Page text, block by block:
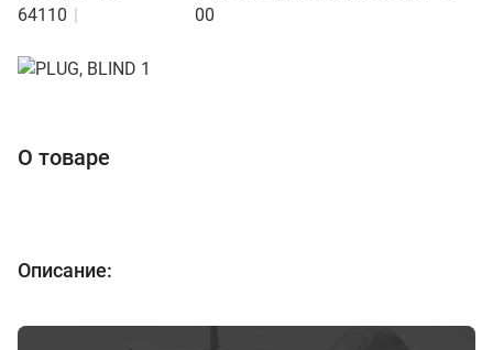
64110
00
О товаре
Описание: